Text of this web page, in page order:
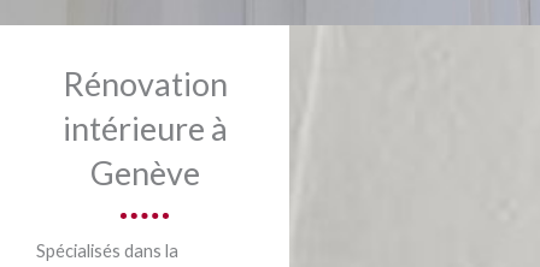
Rénovation
intérieure à
Genève
Spécialisés dans la